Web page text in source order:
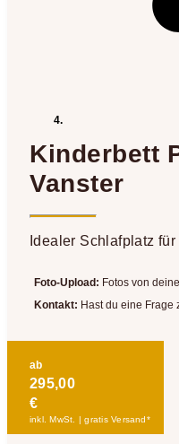
Kinderbett
Vanster
Idealer Schlafplatz
Foto-Upload: Fotos von
Kontakt: Hast du eine Frage
ab
295,00
€
inkl. MwSt. | gratis Versand*